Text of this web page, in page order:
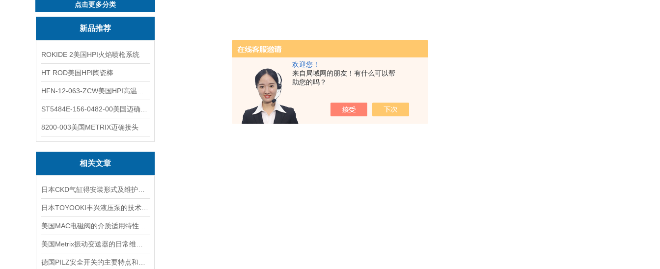
欢迎您！
来自局域网的朋友！有什么可以帮
助您的吗？
点击更多分类
新品推荐
ROKIDE 2美国HPI火焰喷枪系统
HT ROD美国HPI陶瓷棒
8200-003美国METRIX迈确接头
相关文章